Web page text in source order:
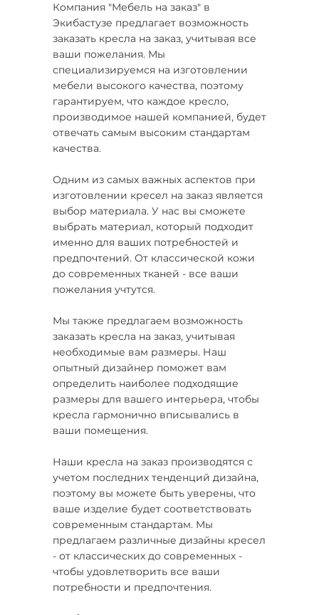
Компания "Мебель на заказ" в
Экибастузе предлагает возможность
заказать кресла на заказ, учитывая все
ваши пожелания. Мы
специализируемся на изготовлении
мебели высокого качества, поэтому
гарантируем, что каждое кресло,
производимое нашей компанией, будет
отвечать самым высоким стандартам
качества.
Одним из самых важных аспектов при
изготовлении кресел на заказ является
выбор материала. У нас вы сможете
выбрать материал, который подходит
именно для ваших потребностей и
предпочтений. От классической кожи
до современных тканей - все ваши
пожелания учтутся.
Мы также предлагаем возможность
заказать кресла на заказ, учитывая
необходимые вам размеры. Наш
опытный дизайнер поможет вам
определить наиболее подходящие
размеры для вашего интерьера, чтобы
кресла гармонично вписывались в
ваши помещения.
Наши кресла на заказ производятся с
учетом последних тенденций дизайна,
поэтому вы можете быть уверены, что
ваше изделие будет соответствовать
современным стандартам. Мы
предлагаем различные дизайны кресел
- от классических до современных -
чтобы удовлетворить все ваши
потребности и предпочтения.